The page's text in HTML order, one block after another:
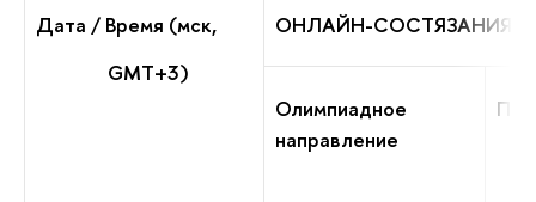
Дата / Время (мск,
GMT+3)
ОНЛАЙН-СОСТЯЗАНИЯ
Олимпиадное
направление